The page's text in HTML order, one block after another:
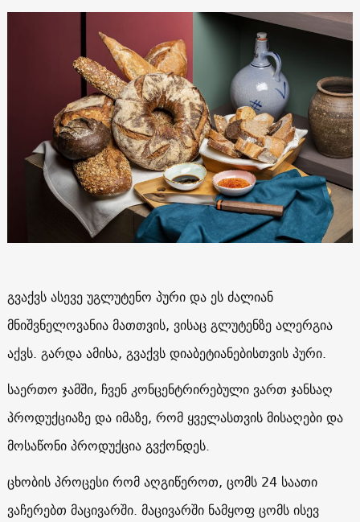
გვაქვს ასევე უგლუტენო პური და ეს ძალიან
მნიშვნელოვანია მათთვის, ვისაც გლუტენზე ალერგია
აქვს. გარდა ამისა, გვაქვს დიაბეტიანებისთვის პური.
საერთო ჯამში, ჩვენ კონცენტრირებული ვართ ჯანსაღ
პროდუქციაზე და იმაზე, რომ ყველასთვის მისაღები და
მოსაწონი პროდუქცია გვქონდეს.
ცხობის პროცესი რომ აღგიწეროთ, ცომს 24 საათი
ვაჩერებთ მაცივარში. მაცივარში ნამყოფ ცომს ისევ